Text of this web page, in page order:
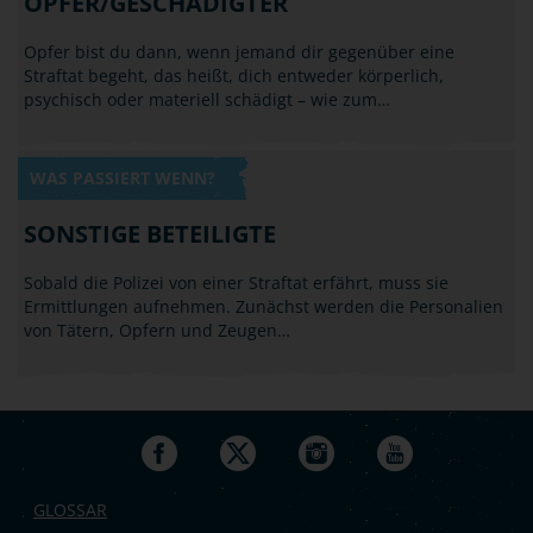
Opfer bist du dann, wenn jemand dir gegenüber eine
Straftat begeht, das heißt, dich entweder körperlich,
psychisch oder materiell schädigt – wie zum…
WAS PASSIERT WENN?
SONSTIGE BETEILIGTE
Sobald die Polizei von einer Straftat erfährt, muss sie
Ermittlungen aufnehmen. Zunächst werden die Personalien
von Tätern, Opfern und Zeugen…
GLOSSAR